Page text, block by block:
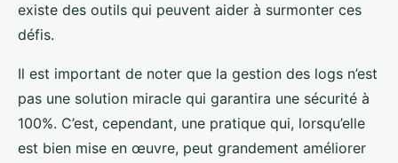
existe des outils qui peuvent aider à surmonter ces
défis.
Il est important de noter que la gestion des logs n’est
pas une solution miracle qui garantira une sécurité à
100%. C’est, cependant, une pratique qui, lorsqu’elle
est bien mise en œuvre, peut grandement améliorer